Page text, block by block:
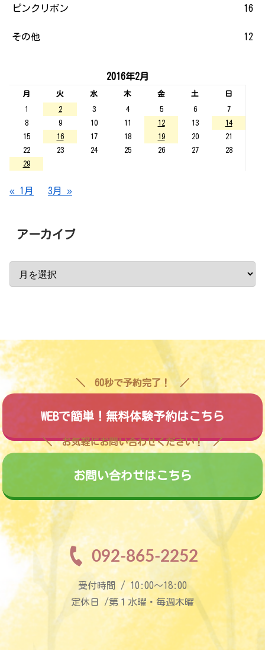
ピンクリボン 16
その他 12
2016年2月
月 火 水 木 金 土
日
1
2 3 4 5 6
7
8
9 10 11 12 13
14
15
16 17 18 19 20
21
22
23 24 25 26 27
28
29
« 1月 3月 »
アーカイブ
60秒で予約完了！
WEBで簡単！無料体験予約はこちら
お気軽にお問い合わせください！
お問い合わせはこちら
092-865-2252
受付時間 / 10:00〜18:00
定休日 /第１水曜・毎週木曜